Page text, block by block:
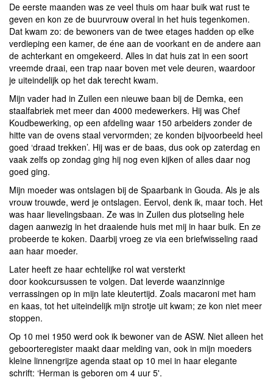
De eerste maanden was ze veel thuis om haar buik wat rust te
geven en kon ze de buurvrouw overal in het huis tegenkomen.
Dat kwam zo: de bewoners van de twee etages hadden op elke
verdieping een kamer, de éne aan de voorkant en de andere aan
de achterkant en omgekeerd. Alles in dat huis zat in een soort
vreemde draai, een trap naar boven met vele deuren, waardoor
je uiteindelijk op het dak terecht kwam.
Mijn vader had in Zuilen een nieuwe baan bij de Demka, een
staalfabriek met meer dan 4000 medewerkers. Hij was Chef
Koudbewerking, op een afdeling waar 150 arbeiders zonder de
hitte van de ovens staal vervormden; ze konden bijvoorbeeld heel
goed ‘draad trekken’. Hij was er de baas, dus ook op zaterdag en
vaak zelfs op zondag ging hij nog even kijken of alles daar nog
goed ging.
Mijn moeder was ontslagen bij de Spaarbank in Gouda. Als je als
vrouw trouwde, werd je ontslagen. Eervol, denk ik, maar toch. Het
was haar lievelingsbaan. Ze was in Zuilen dus plotseling hele
dagen aanwezig in het draaiende huis met mij in haar buik. En ze
probeerde te koken. Daarbij vroeg ze via een briefwisseling raad
aan haar moeder.
Later heeft ze haar echtelijke rol wat versterkt
door kookcursussen te volgen. Dat leverde waanzinnige
verrassingen op in mijn late kleutertijd. Zoals macaroni met ham
en kaas, tot het uiteindelijk mijn strotje uit kwam; ze kon niet meer
stoppen.
Op 10 mei 1950 werd ook ik bewoner van de ASW. Niet alleen het
geboorteregister maakt daar melding van, ook in mijn moeders
kleine linnengrijze agenda staat op 10 mei in haar elegante
schrift: ‘Herman is geboren om 4 uur 5'.